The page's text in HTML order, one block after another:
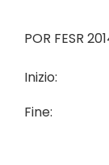
POR FESR
Inizio:
Fine: